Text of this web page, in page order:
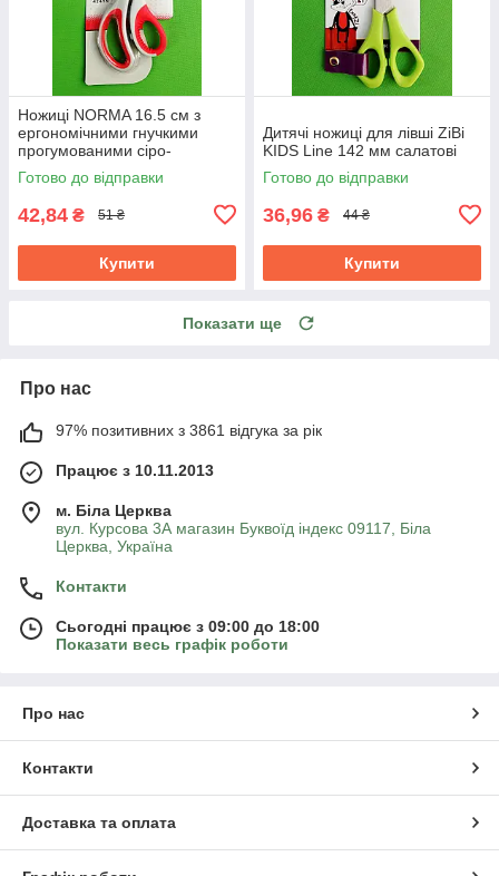
Ножиці NORMA 16.5 см з
ергономічними гнучкими
прогумованими сіро-
червоними ручками 1.8 мм
Готово до відправки
42,84 ₴ 51 ₴
Купити
Дитячі ножиці для лівші ZiBi
KIDS Line 142 мм салатові
Готово до відправки
36,96 ₴ 44 ₴
Купити
Показати ще
Про нас
97% позитивних з 3861 відгука за рік
Працює з 10.11.2013
м. Біла Церква
вул. Курсова 3А магазин Буквоїд індекс 09117, Біла
Церква, Україна
Контакти
Сьогодні працює з 09:00 до 18:00
Показати весь графік роботи
Про нас
Контакти
Доставка та оплата